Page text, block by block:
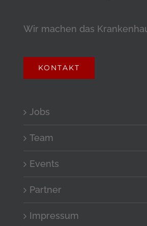
Wir machen das
KONTAKT
Jobs
Team
Events
Partner
Impressum